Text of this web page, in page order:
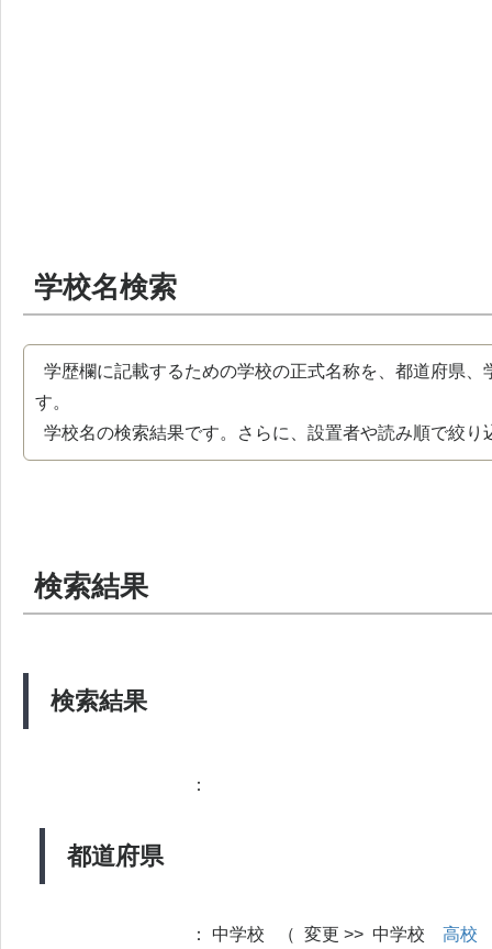
学校名検索
学歴欄に記載するための学校の正式名称を、都道府県
す。
学校名の検索結果です。さらに、設置者や読み順で絞り
検索結果
検索結果
都道府県
：
： 中学校 （ 変更 >> 中学校 高校